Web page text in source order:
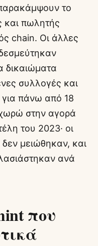
το
και πωλητής
chain. Οι άλλες
δικαιώματα
συλλογές και
για πάνω από 18
στην αγορά
του 2023· οι
μειώθηκαν, και
ανά
που